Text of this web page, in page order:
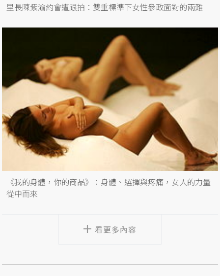
里長陳紫渝約會遭跟拍：雙重標準下女性參政面對的兩難
《我的身體，你的商品》：身體、選擇與疼痛，女人的力量
從中而來
看更多內容